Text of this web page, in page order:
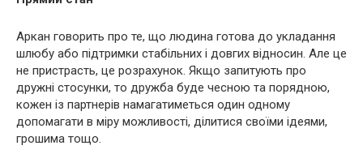
Аркан говорить про те, що людина готова до укладання
шлюбу або підтримки стабільних і довгих відносин. Але це
не пристрасть, це розрахунок. Якщо запитують про
дружні стосунки, то дружба буде чесною та порядною,
кожен із партнерів намагатиметься один одному
допомагати в міру можливості, ділитися своїми ідеями,
грошима тощо.